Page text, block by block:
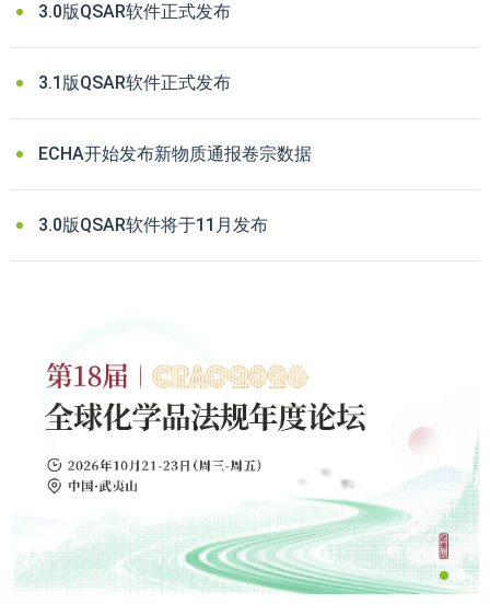
3.0版QSAR软件正式发布
3.1版QSAR软件正式发布
ECHA开始发布新物质通报卷宗数据
3.0版QSAR软件将于11月发布